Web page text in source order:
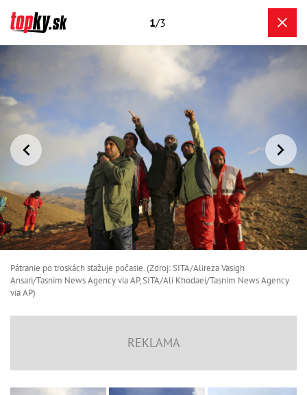
1/3
Pátranie po troskách sťažuje počasie. (Zdroj: SITA/Alireza Vasigh
Ansari/Tasnim News Agency via AP, SITA/Ali Khodaei/Tasnim News Agency
via AP)